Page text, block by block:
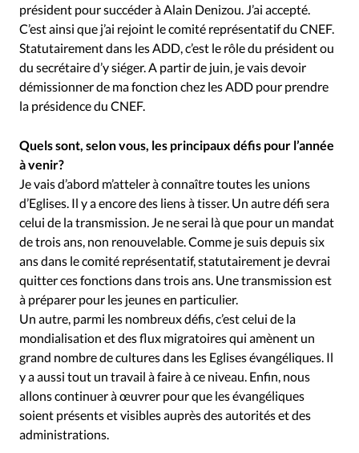
président pour succéder à Alain Denizou. J’ai accepté.
C’est ainsi que j’ai rejoint le comité représentatif du CNEF.
Statutairement dans les ADD, c’est le rôle du président ou
du secrétaire d’y siéger. A partir de juin, je vais devoir
démissionner de ma fonction chez les ADD pour prendre
la présidence du CNEF.
Quels sont, selon vous, les principaux défis pour l’année
à venir?
Je vais d’abord m’atteler à connaître toutes les unions
d’Eglises. Il y a encore des liens à tisser. Un autre défi sera
celui de la transmission. Je ne serai là que pour un mandat
de trois ans, non renouvelable. Comme je suis depuis six
ans dans le comité représentatif, statutairement je devrai
quitter ces fonctions dans trois ans. Une transmission est
à préparer pour les jeunes en particulier.
Un autre, parmi les nombreux défis, c’est celui de la
mondialisation et des flux migratoires qui amènent un
grand nombre de cultures dans les Eglises évangéliques. Il
y a aussi tout un travail à faire à ce niveau. Enfin, nous
allons continuer à œuvrer pour que les évangéliques
soient présents et visibles auprès des autorités et des
administrations.